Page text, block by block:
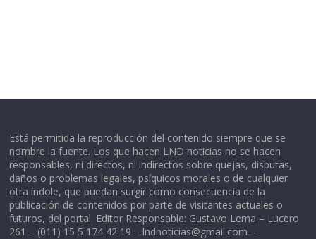
Está permitida la reproducción del contenido siempre que se
nombre la fuente. Los que hacen LND noticias no se hacen
responsables, ni directos, ni indirectos sobre quejas, disputas,
daños o problemas legales, psíquicos morales o de cualquier
otra índole, que puedan surgir como consecuencia de la
publicación de contenidos por parte de visitantes actuales o
futuros, del portal. Editor Responsable: Gustavo Lema – Lucero
261 – (011) 15 5 174 42 19 – lndnoticias@gmail.com –